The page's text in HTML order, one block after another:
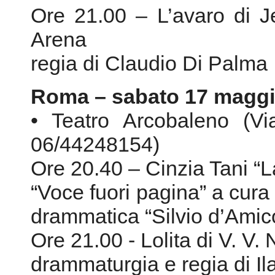
• Teatro Arcobaleno
06/44248154)
Ore 20.40 – Cinzia Tani
“Voce fuori pagina” a
drammatica “Silvio
Ore 21.00 - Lolita di V. V.
drammaturgia e regia di
Roma – venerdì 23
• Teatro Vittoria (Piazza
Tel.06/5740170)
Ore 20.40 – Mario